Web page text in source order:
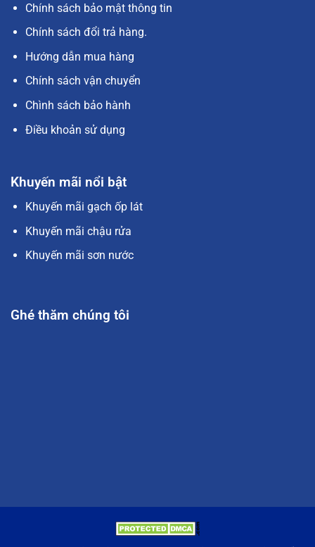
Chính sách bảo mật thông tin
Chính sách đổi trả hàng.
Hướng dẫn mua hàng
Chính sách vận chuyển
Chình sách bảo hành
Điều khoản sử dụng
Khuyến mãi nổi bật
Khuyến mãi gạch ốp lát
Khuyến mãi chậu rửa
Khuyến mãi sơn nước
Ghé thăm chúng tôi